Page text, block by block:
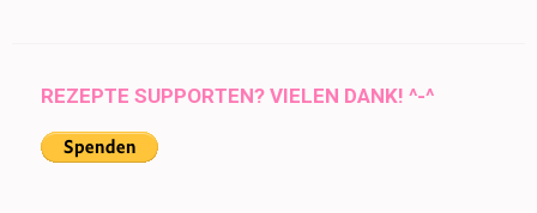
REZEPTE SUPPORTEN? VIELEN DANK! ^-^